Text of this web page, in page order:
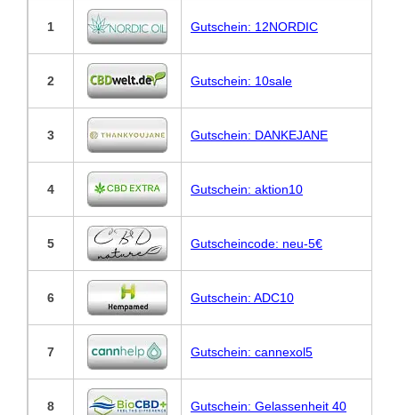
1 Gutschein: 12NORDIC
2 Gutschein: 10sale
3 Gutschein: DANKEJANE
4 Gutschein: aktion10
5 Gutscheincode: neu-5€
6 Gutschein: ADC10
7 Gutschein: cannexol5
8 Gutschein: Gelassenheit 40